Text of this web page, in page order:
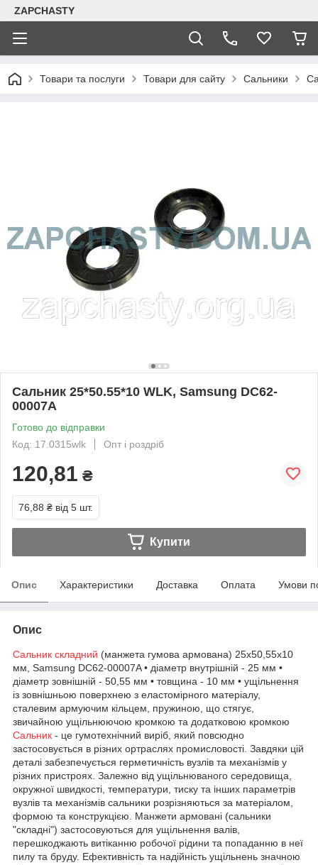
ZAPCHASTY
Товари та послуги Товари для сайту Сальники
Сальник 25*50.55*10 WLK, Samsung DC62-
00007A
Готово до відправки
Код: 17.0315wlk
Опт і роздріб
120,81 ₴
76,88 ₴ від 5 шт.
Купити
Опис Характеристики Доставка Оплата Умови
Опис
Сальник складний (манжета гумова армована) 25x50,55x10
мм, Samsung DC62-00007A • діаметр внутрішній - 25 мм •
діаметр зовнішній - 50,55 мм • товщина - 10 мм • ущільнення
із зовнішньою поверхнею з еластомірного матеріалу,
сталевим армуючим кільцем, пружиною, що стягує,
звичайною ущільнюючою кромкою та додатковою кромкою
Сальник - це гумотехнічний виріб, який повсюдно
застосовується в різних ортраслях промисловості. Завдяки цій
деталі забезпечується герметичність вузлів та механізмів у
різних пристроях. Залежно від ущільнюваного середовища,
окружної швидкості, температури, тиску та інших параметрів
вузлів та механізмів сальники розрізняються за матеріалом,
формою та конструкцією. Манжети армовані (сальники
"складні") застосовуються для ущільнення валів,
перешкоджають витіканню робочої рідини та попаданню в неї
пилу та бруду. Ефективність та надійність ущільнень значною